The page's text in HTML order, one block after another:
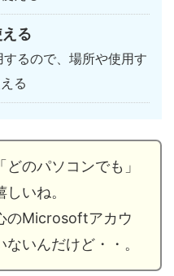
る
るので、場所や使用す
る
どのパソコンでも」
いね。
のMicrosoftアカウ
いんだけど・・。